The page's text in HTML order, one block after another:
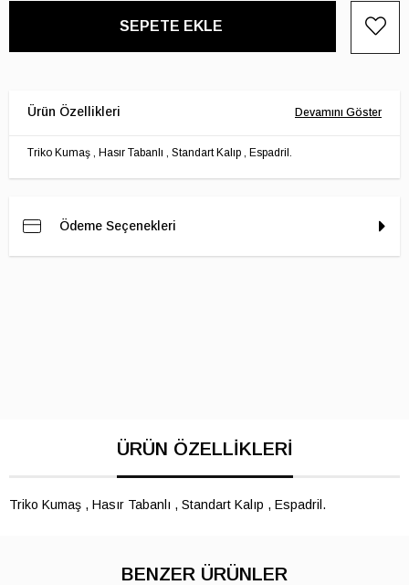
Triko Kumaş , Hasır Tabanlı , Standart Kalıp , Espadril.
Ödeme Seçenekleri
Triko Kumaş , Hasır Tabanlı , Standart Kalıp , Espadril.
BENZER ÜRÜNLER